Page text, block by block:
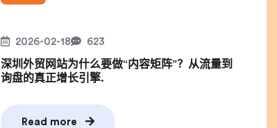
2026-02-18 623
深圳外贸网站为什么要做“内容矩阵”？从流量到
询盘的真正增长引擎.
Read more